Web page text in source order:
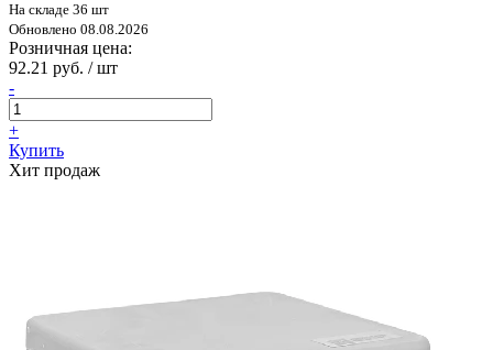
На складе 36 шт
Обновлено 08.08.2026
Розничная цена:
92.21 руб. / шт
-
+
Купить
Хит продаж